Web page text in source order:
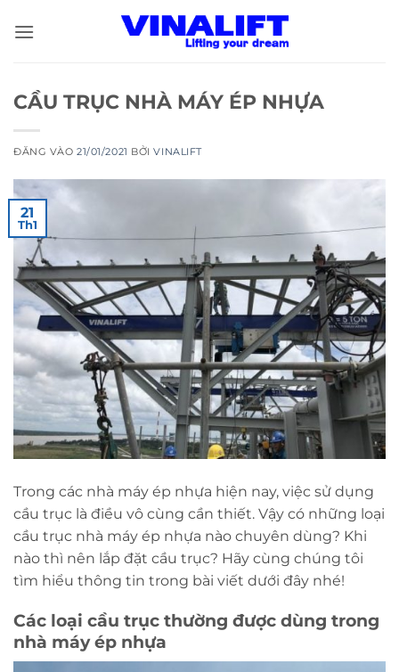
qua
CẦU TRỤC NHÀ MÁY ÉP NHỰA
ĐĂNG VÀO21/01/2021 BỞIVINALIFT
21
Th1
Trong các nhà máy ép nhựa hiện nay, việc sử dụng
cầu trục là điều vô cùng cần thiết. Vậy có những loại
cầu trục nhà máy ép nhựa nào chuyên dùng? Khi
nào thì nên lắp đặt cầu trục? Hãy cùng chúng tôi
tìm hiểu thông tin trong bài viết dưới đây nhé!
Các loại cầu trục thường được dùng trong
nhà máy ép nhựa